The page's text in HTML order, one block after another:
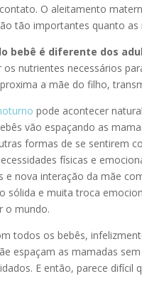
O aleitamento
tão importantes quanto
bebê é diferente dos
nutrientes necessários
a mãe do filho,
pode acontecer
vão espaçando as
formas de se sentirem
físicas e
e nova interação da mãe
sólida e muita troca
o mundo.
todos os bebês,
espaçam as mamadas
E então, parece difícil